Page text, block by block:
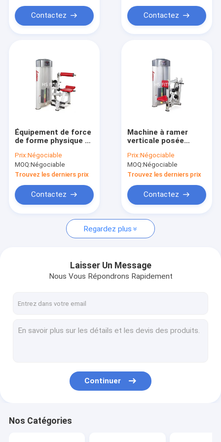
Équipements de force de luxe
Contactez Contactez
Équipement de force
de forme physique de
qualité marchande
pour l'extension
arrière
Prix:Négociable
MOQ:Négociable
Trouvez les derniers prix
Contactez
Machine à ramer
verticale posée
équipement de
séance
d'entraînement de
vie
Prix:Négociable
MOQ:Négociable
Trouvez les derniers prix
Contactez
Regardez plus
Laisser Un Message
Nous Vous Répondrons Rapidement
Continuer
Nos Catégories